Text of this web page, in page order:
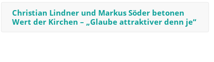
Christian Lindner und Markus Söder betonen
Wert der Kirchen – „Glaube attraktiver denn je“